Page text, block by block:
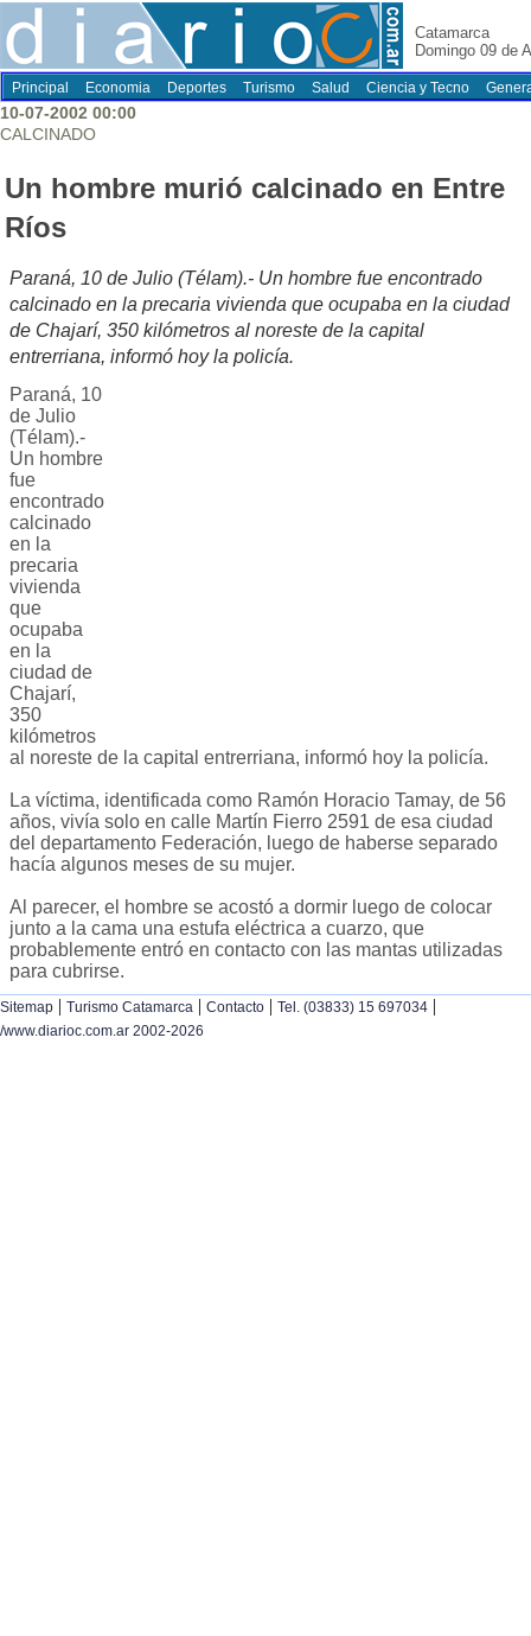
Catamarca
Domingo 09 de
Principal Economia Deportes Turismo Salud Ciencia y Tecno
10-07-2002 00:00
CALCINADO
Un hombre murió calcinado en Entre
Ríos
Paraná, 10 de Julio (Télam).- Un hombre fue encontrado
calcinado en la precaria vivienda que ocupaba en la ciudad
de Chajarí, 350 kilómetros al noreste de la capital
entrerriana, informó hoy la policía.
Paraná, 10
de Julio
(Télam).-
Un hombre
fue
encontrado
calcinado
en la
precaria
vivienda
que
ocupaba
en la
ciudad de
Chajarí,
350
kilómetros
al noreste de la capital entrerriana, informó hoy la policía.
La víctima, identificada como Ramón Horacio Tamay, de 56
años, vivía solo en calle Martín Fierro 2591 de esa ciudad
del departamento Federación, luego de haberse separado
hacía algunos meses de su mujer.
Al parecer, el hombre se acostó a dormir luego de colocar
junto a la cama una estufa eléctrica a cuarzo, que
probablemente entró en contacto con las mantas utilizadas
para cubrirse.
Sitemap | Turismo Catamarca | Contacto | Tel. (03833) 15 697034 |
/www.diarioc.com.ar 2002-2026